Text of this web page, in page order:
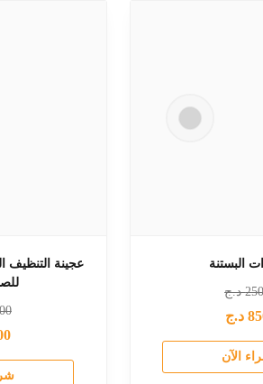
البستنة
د.ج
د.ج
الآن
عجينة التنظيف